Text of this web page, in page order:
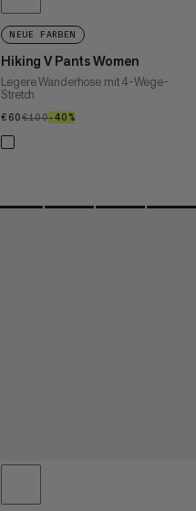
NEUE FARBEN
Hiking V Pants Women
Legere Wanderhose mit 4-Wege-
Stretch
€60€60
€100€100
–40%